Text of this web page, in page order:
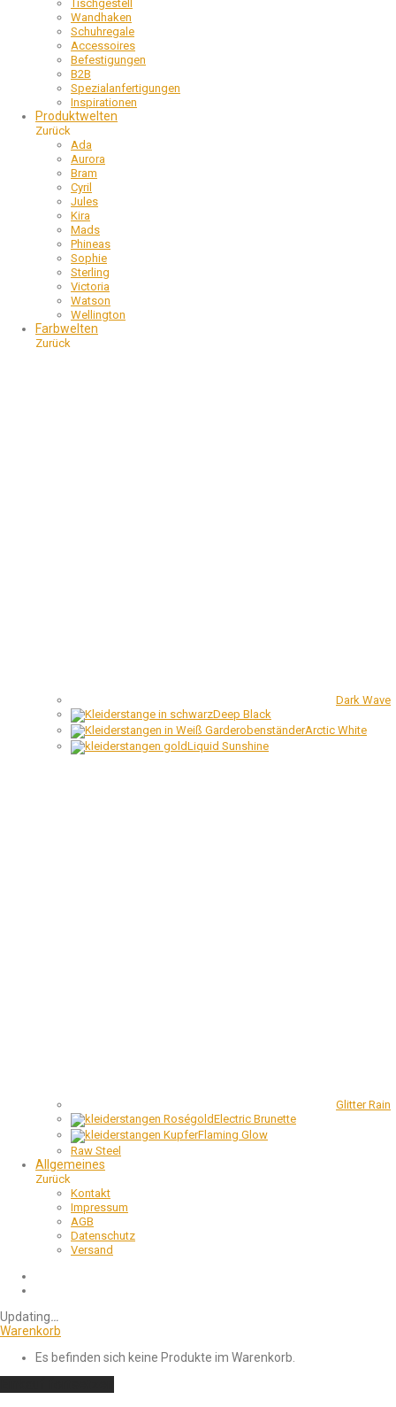
Tischgestell
Wandhaken
Schuhregale
Accessoires
Befestigungen
B2B
Spezialanfertigungen
Inspirationen
Produktwelten
Zurück
Ada
Aurora
Bram
Cyril
Jules
Kira
Mads
Phineas
Sophie
Sterling
Victoria
Watson
Wellington
Farbwelten
Zurück
Dark Wave
Deep Black
Arctic White
Liquid Sunshine
Glitter Rain
Electric Brunette
Flaming Glow
Raw Steel
Allgemeines
Zurück
Kontakt
Impressum
AGB
Datenschutz
Versand
Updating…
Warenkorb
Es befinden sich keine Produkte im Warenkorb.